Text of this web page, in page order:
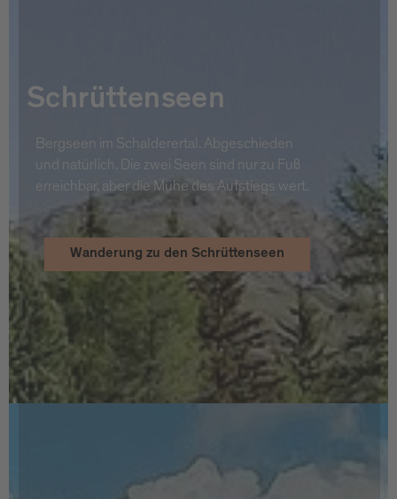
Schrüttenseen
Bergseen im Schalderertal. Abgeschieden
und natürlich. Die zwei Seen sind nur zu Fuß
erreichbar, aber die Mühe des Aufstiegs wert.
Wanderung zu den Schrüttenseen